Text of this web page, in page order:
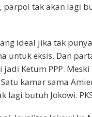
tak akan lagi
ideal jika tak
untuk eksis. Dan
Ketum PPP.
kamar sama
butuh Jokowi.